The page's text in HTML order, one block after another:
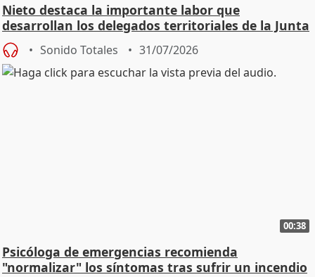
Nieto destaca la importante labor que
desarrollan los delegados territoriales de la Junta
Sonido Totales 31/07/2026
00:38
Psicóloga de emergencias recomienda
"normalizar" los síntomas tras sufrir un incendio